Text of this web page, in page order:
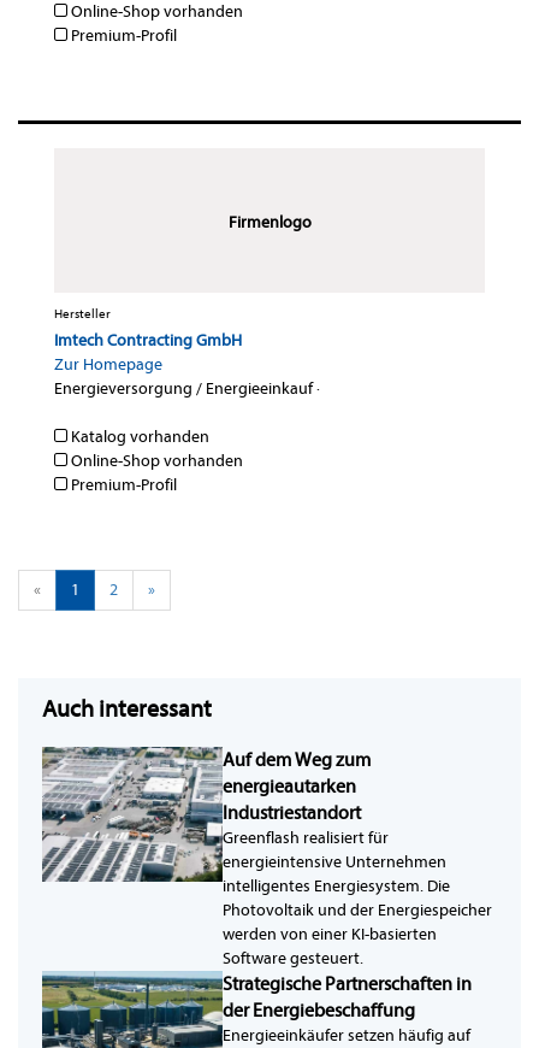
Online-Shop vorhanden
Premium-Profil
Firmenlogo
Hersteller
Imtech Contracting GmbH
Zur Homepage
Energieversorgung / Energieeinkauf·
Katalog vorhanden
Online-Shop vorhanden
Premium-Profil
« 1 2 »
Auch interessant
Auf dem Weg zum
energieautarken
Industriestandort
Greenflash realisiert für
energieintensive Unternehmen
intelligentes Energiesystem. Die
Photovoltaik und der Energiespeicher
werden von einer KI-basierten
Software gesteuert.
Strategische Partnerschaften in
der Energiebeschaffung
Energieeinkäufer setzen häufig auf